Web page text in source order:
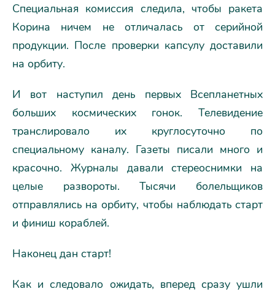
Специальная комиссия следила, чтобы ракета
Корина ничем не отличалась от серийной
продукции. После проверки капсулу доставили
на орбиту.
И вот наступил день первых Всепланетных
больших космических гонок. Телевидение
транслировало их круглосуточно по
специальному каналу. Газеты писали много и
красочно. Журналы давали стереоснимки на
целые развороты. Тысячи болельщиков
отправлялись на орбиту, чтобы наблюдать старт
и финиш кораблей.
Наконец дан старт!
Как и следовало ожидать, вперед сразу ушли